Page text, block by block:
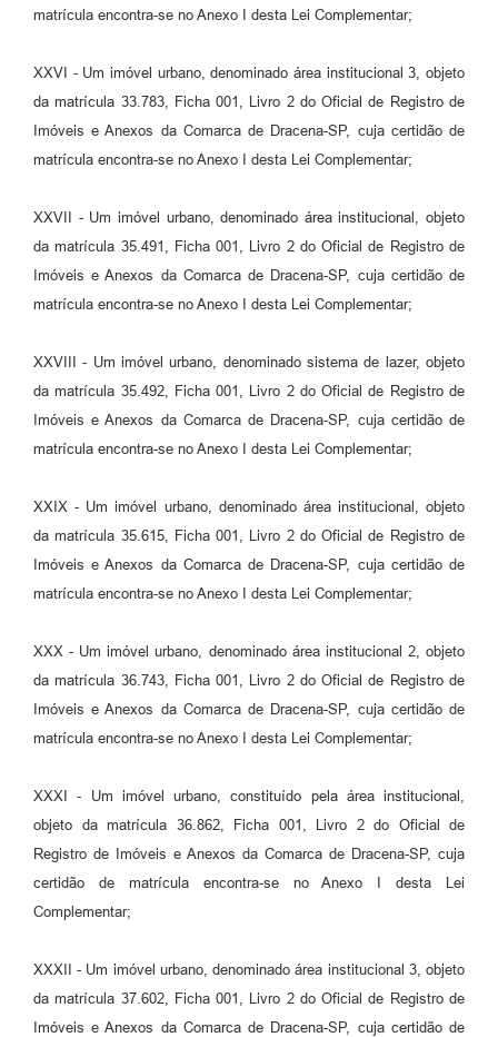
matrícula encontra-se no Anexo I desta Lei Complementar;
XXVI - Um imóvel urbano, denominado área institucional 3, objeto
da matrícula 33.783, Ficha 001, Livro 2 do Oficial de Registro de
Imóveis e Anexos da Comarca de Dracena-SP, cuja certidão de
matrícula encontra-se no Anexo I desta Lei Complementar;
XXVII - Um imóvel urbano, denominado área institucional, objeto
da matrícula 35.491, Ficha 001, Livro 2 do Oficial de Registro de
Imóveis e Anexos da Comarca de Dracena-SP, cuja certidão de
matrícula encontra-se no Anexo I desta Lei Complementar;
XXVIII - Um imóvel urbano, denominado sistema de lazer, objeto
da matrícula 35.492, Ficha 001, Livro 2 do Oficial de Registro de
Imóveis e Anexos da Comarca de Dracena-SP, cuja certidão de
matrícula encontra-se no Anexo I desta Lei Complementar;
XXIX - Um imóvel urbano, denominado área institucional, objeto
da matrícula 35.615, Ficha 001, Livro 2 do Oficial de Registro de
Imóveis e Anexos da Comarca de Dracena-SP, cuja certidão de
matrícula encontra-se no Anexo I desta Lei Complementar;
XXX - Um imóvel urbano, denominado área institucional 2, objeto
da matrícula 36.743, Ficha 001, Livro 2 do Oficial de Registro de
Imóveis e Anexos da Comarca de Dracena-SP, cuja certidão de
matrícula encontra-se no Anexo I desta Lei Complementar;
XXXI - Um imóvel urbano, constituído pela área institucional,
objeto da matrícula 36.862, Ficha 001, Livro 2 do Oficial de
Registro de Imóveis e Anexos da Comarca de Dracena-SP, cuja
certidão de matrícula encontra-se no Anexo I desta Lei
Complementar;
XXXII - Um imóvel urbano, denominado área institucional 3, objeto
da matrícula 37.602, Ficha 001, Livro 2 do Oficial de Registro de
Imóveis e Anexos da Comarca de Dracena-SP, cuja certidão de